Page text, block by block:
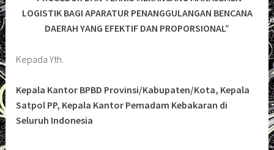
LOGISTIK BAGI APARATUR PENANGGULANGAN BENCANA
DAERAH YANG EFEKTIF DAN PROPORSIONAL”
Kepada Yth.
Kepala Kantor BPBD Provinsi/Kabupaten/Kota, Kepala
Satpol PP, Kepala Kantor Pemadam Kebakaran di
Seluruh Indonesia